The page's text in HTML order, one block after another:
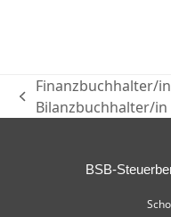
Finanzbuchhalter/
Bilanzbuchhalter/
BSB-